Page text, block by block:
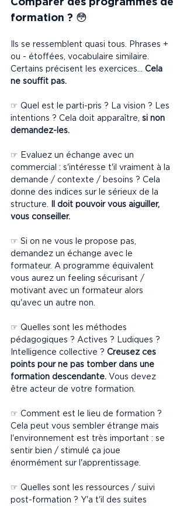
formation ? 😳
Ils se ressemblent quasi tous. Phrases +
ou - étoffées, vocabulaire similaire.
Certains précisent les exercices... Cela
ne souffit pas.
☞ Quel est le parti-pris ? La vision ? Les
intentions ? Cela doit apparaître, si non
demandez-les.
☞ Evaluez un échange avec un
commercial : s'intéresse t'il vraiment à la
demande / contexte / besoins ? Cela
donne des indices sur le sérieux de la
structure.
Il doit pouvoir vous aiguiller,
vous conseiller.
☞ Si on ne vous le propose pas,
demandez un échange avec le
formateur. A programme équivalent
vous aurez un feeling sécurisant /
motivant avec un formateur alors
qu'avec un autre non.
☞ Quelles sont les méthodes
pédagogiques ? Actives ? Ludiques ?
Intelligence collective ? Creusez ces
points pour ne pas tomber dans une
formation descendante. Vous devez
être acteur de votre formation.
☞ Comment est le lieu de formation ?
Cela peut vous sembler étrange mais
l'environnement est très important : se
sentir bien / stimulé ça joue
énormément sur l'apprentissage.
☞ Quelles sont les ressources / suivi
post-formation ? Y'a t'il des suites